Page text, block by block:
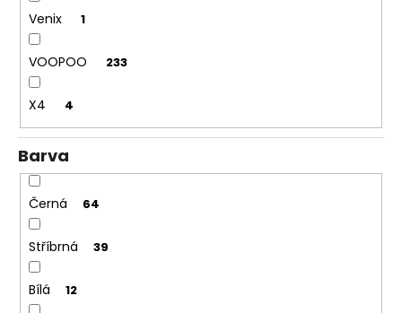
Venix 1
VOOPOO 233
X4 4
Barva
Černá 64
Stříbrná 39
Bílá 12